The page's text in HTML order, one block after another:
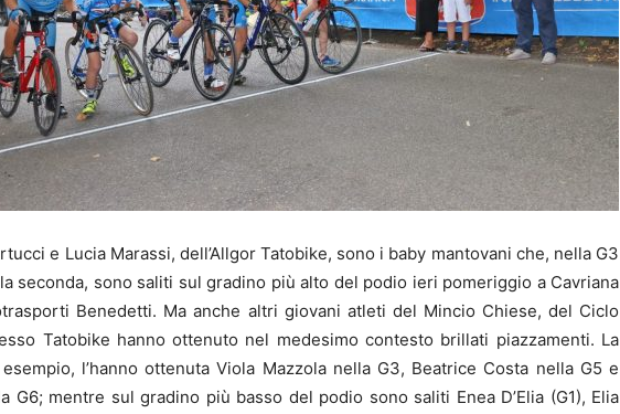
e Lucia Marassi, dell’Allgor Tatobike, sono i baby mantovani che, nella G3
seconda, sono saliti sul gradino più alto del podio ieri pomeriggio a Cavriana
Benedetti. Ma anche altri giovani atleti del Mincio Chiese, del Ciclo
Tatobike hanno ottenuto nel medesimo contesto brillati piazzamenti. La
esempio, l’hanno ottenuta Viola Mazzola nella G3, Beatrice Costa nella G5 e
G6; mentre sul gradino più basso del podio sono saliti Enea D’Elia (G1), Elia